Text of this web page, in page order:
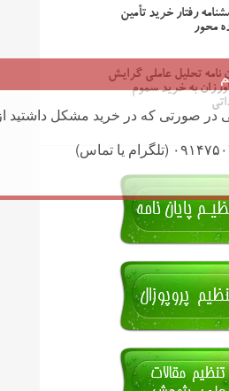
رفتار خرید تأمین
محور
نامه تحلیل عاملی گرایش
به خرید سموم
در صورتی که در خرید مشکل داشتید